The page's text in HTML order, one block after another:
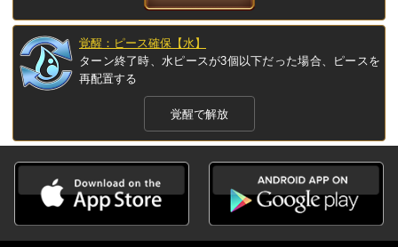
覚醒：ピース確保【水】
ターン終了時、水ピースが3個以下だった場合、ピースを
再配置する
覚醒で解放